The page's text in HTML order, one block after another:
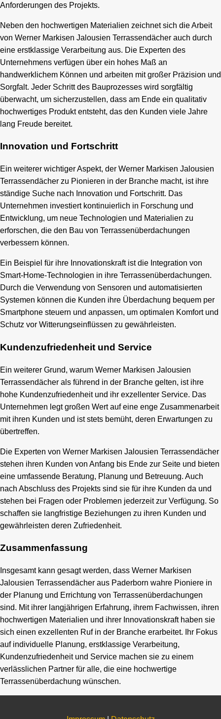
Anforderungen des Projekts.
Neben den hochwertigen Materialien zeichnet sich die Arbeit
von Werner Markisen Jalousien Terrassendächer auch durch
eine erstklassige Verarbeitung aus. Die Experten des
Unternehmens verfügen über ein hohes Maß an
handwerklichem Können und arbeiten mit großer Präzision und
Sorgfalt. Jeder Schritt des Bauprozesses wird sorgfältig
überwacht, um sicherzustellen, dass am Ende ein qualitativ
hochwertiges Produkt entsteht, das den Kunden viele Jahre
lang Freude bereitet.
Innovation und Fortschritt
Ein weiterer wichtiger Aspekt, der Werner Markisen Jalousien
Terrassendächer zu Pionieren in der Branche macht, ist ihre
ständige Suche nach Innovation und Fortschritt. Das
Unternehmen investiert kontinuierlich in Forschung und
Entwicklung, um neue Technologien und Materialien zu
erforschen, die den Bau von Terrassenüberdachungen
verbessern können.
Ein Beispiel für ihre Innovationskraft ist die Integration von
Smart-Home-Technologien in ihre Terrassenüberdachungen.
Durch die Verwendung von Sensoren und automatisierten
Systemen können die Kunden ihre Überdachung bequem per
Smartphone steuern und anpassen, um optimalen Komfort und
Schutz vor Witterungseinflüssen zu gewährleisten.
Kundenzufriedenheit und Service
Ein weiterer Grund, warum Werner Markisen Jalousien
Terrassendächer als führend in der Branche gelten, ist ihre
hohe Kundenzufriedenheit und ihr exzellenter Service. Das
Unternehmen legt großen Wert auf eine enge Zusammenarbeit
mit ihren Kunden und ist stets bemüht, deren Erwartungen zu
übertreffen.
Die Experten von Werner Markisen Jalousien Terrassendächer
stehen ihren Kunden von Anfang bis Ende zur Seite und bieten
eine umfassende Beratung, Planung und Betreuung. Auch
nach Abschluss des Projekts sind sie für ihre Kunden da und
stehen bei Fragen oder Problemen jederzeit zur Verfügung. So
schaffen sie langfristige Beziehungen zu ihren Kunden und
gewährleisten deren Zufriedenheit.
Zusammenfassung
Insgesamt kann gesagt werden, dass Werner Markisen
Jalousien Terrassendächer aus Paderborn wahre Pioniere in
der Planung und Errichtung von Terrassenüberdachungen
sind. Mit ihrer langjährigen Erfahrung, ihrem Fachwissen, ihren
hochwertigen Materialien und ihrer Innovationskraft haben sie
sich einen exzellenten Ruf in der Branche erarbeitet. Ihr Fokus
auf individuelle Planung, erstklassige Verarbeitung,
Kundenzufriedenheit und Service machen sie zu einem
verlässlichen Partner für alle, die eine hochwertige
Terrassenüberdachung wünschen.